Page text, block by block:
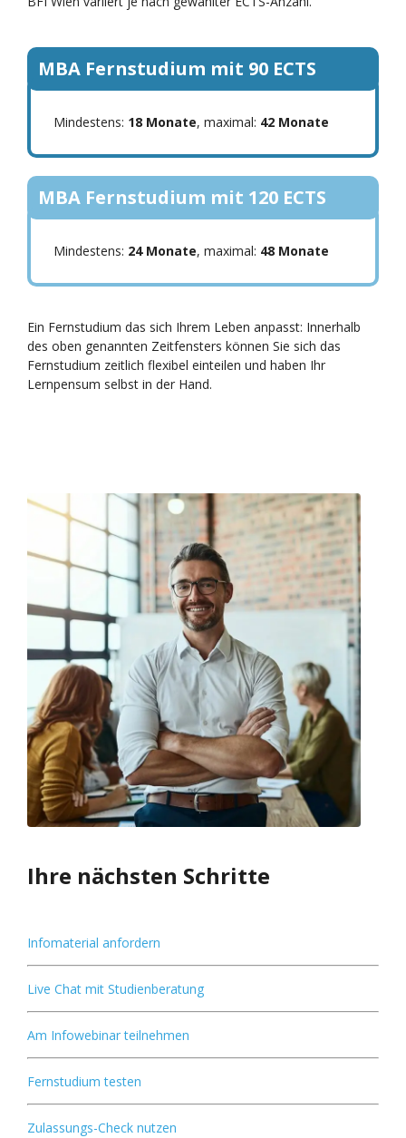
MBA Fernstudium mit 90 ECTS
Mindestens: 18 Monate, maximal: 42 Monate
MBA Fernstudium mit 120 ECTS
Mindestens: 24 Monate, maximal: 48 Monate
Ein Fernstudium das sich Ihrem Leben anpasst: Innerhalb
des oben genannten Zeitfensters können Sie sich das
Fernstudium zeitlich flexibel einteilen und haben Ihr
Lernpensum selbst in der Hand.
Ihre nächsten Schritte
Infomaterial anfordern
Live Chat mit Studienberatung
Am Infowebinar teilnehmen
Fernstudium testen
Zulassungs-Check nutzen